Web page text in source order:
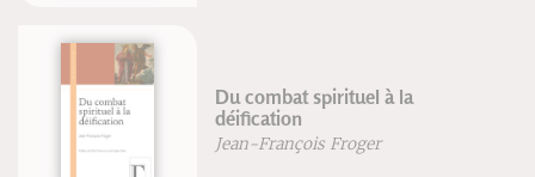
Du combat spirituel à la
déification
Jean-François Froger